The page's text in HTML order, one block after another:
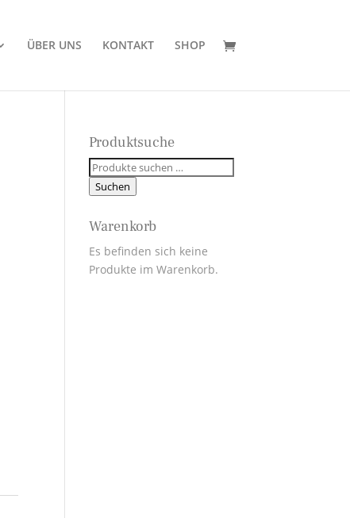
ÜBER UNS KONTAKT SHOP
Produktsuche
Suchen
nach:
Suchen
Warenkorb
Es befinden sich keine
Produkte im Warenkorb.